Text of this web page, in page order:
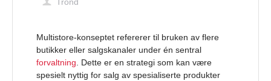
Trond
Multistore-konseptet refererer til bruken av flere
butikker eller salgskanaler under én sentral
forvaltning. Dette er en strategi som kan være
spesielt nyttig for salg av spesialiserte produkter